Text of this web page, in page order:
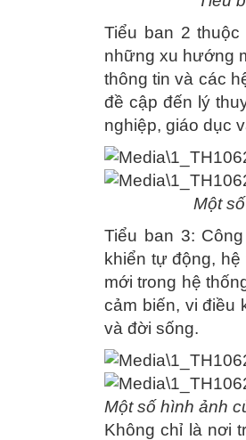
Tiểu ban 2
những xu hướng
thông tin và các
đề cập đến lý
nghiệp, giáo dục
Một
Tiểu ban 3:
khiển tự động,
mới trong hệ
cảm biến, vi điều
và đời sống.
Một số hình ảnh
Không chỉ là nơi